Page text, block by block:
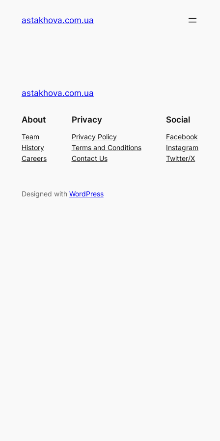
astakhova.com.ua
astakhova.com.ua
About
Team
History
Careers
Privacy
Privacy Policy
Terms and Conditions
Contact Us
Social
Facebook
Instagram
Twitter/X
Designed with WordPress